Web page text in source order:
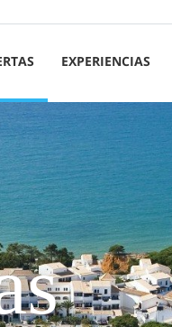
EXPERIENCIAS